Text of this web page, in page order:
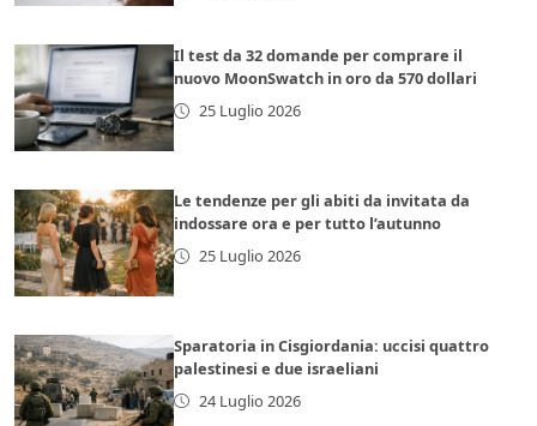
Il test da 32 domande per comprare il
nuovo MoonSwatch in oro da 570 dollari
25 Luglio 2026
Le tendenze per gli abiti da invitata da
indossare ora e per tutto l’autunno
25 Luglio 2026
Sparatoria in Cisgiordania: uccisi quattro
palestinesi e due israeliani
24 Luglio 2026